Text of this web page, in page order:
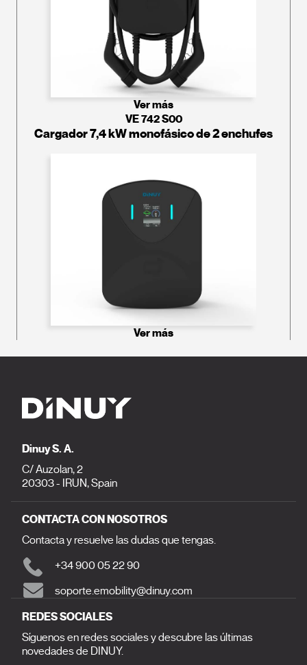
Ver más
VE 742 S00
Cargador 7,4 kW monofásico de 2 enchufes
Ver más
Dinuy S. A.
C/ Auzolan, 2
20303 - IRUN, Spain
CONTACTA CON NOSOTROS
Contacta y resuelve las dudas que tengas.
+34 900 05 22 90
soporte.emobility@dinuy.com
REDES SOCIALES
Síguenos en redes sociales y descubre las últimas
novedades de DINUY.